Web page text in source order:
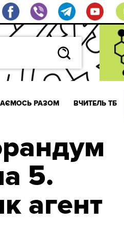
РАЗОМ ВЧИТЕЛЬ ТБ
5.
агент